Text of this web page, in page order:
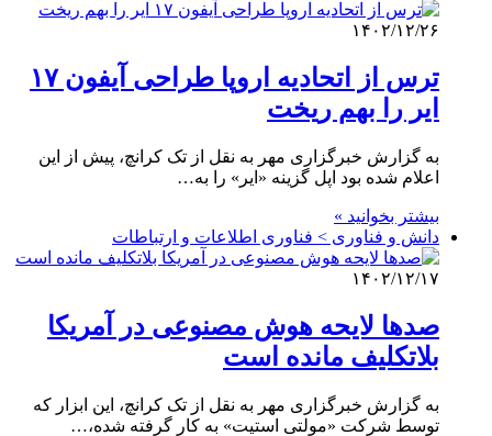
۱۴۰۲/۱۲/۲۶
ترس از اتحادیه اروپا طراحی آیفون ۱۷
ایر را بهم ریخت
به گزارش خبرگزاری مهر به نقل از تک کرانچ، پیش از این
اعلام شده بود اپل گزینه «ایر» را به…
بیشتر بخوانید »
دانش و فناوری > فناوری اطلاعات و ارتباطات
۱۴۰۲/۱۲/۱۷
صدها لایحه هوش مصنوعی در آمریکا
بلاتکلیف مانده است
به گزارش خبرگزاری مهر به نقل از تک کرانچ، این ابزار که
توسط شرکت «مولتی استیت» به کار گرفته شده،…